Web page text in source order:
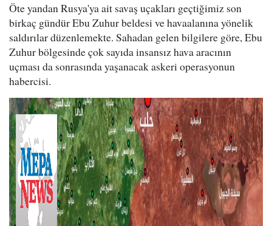
Öte yandan Rusya'ya ait savaş uçakları geçtiğimiz son
birkaç gündür Ebu Zuhur beldesi ve havaalanına yönelik
saldırılar düzenlemekte. Sahadan gelen bilgilere göre, Ebu
Zuhur bölgesinde çok sayıda insansız hava aracının
uçması da sonrasında yaşanacak askeri operasyonun
habercisi.